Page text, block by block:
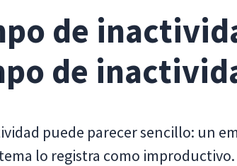
de
de
puede parecer sencillo: un
lo registra como improductivo.